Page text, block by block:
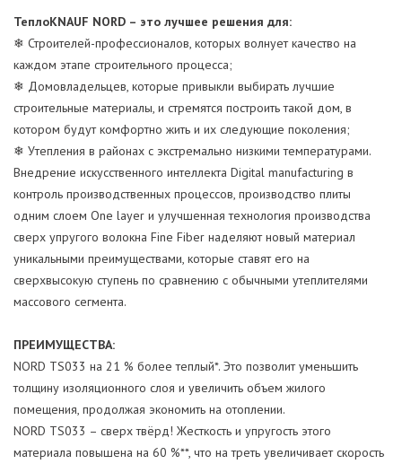
ТеплоKNAUF NORD – это лучшее решения для:
❄ Строителей-профессионалов, которых волнует качество на
каждом этапе строительного процесса;
❄ Домовладельцев, которые привыкли выбирать лучшие
строительные материалы, и стремятся построить такой дом, в
котором будут комфортно жить и их следующие поколения;
❄ Утепления в районах с экстремально низкими температурами.
Внедрение искусственного интеллекта Digital manufacturing в
контроль производственных процессов, производство плиты
одним слоем One layer и улучшенная технология производства
сверх упругого волокна Fine Fiber наделяют новый материал
уникальными преимуществами, которые ставят его на
сверхвысокую ступень по сравнению с обычными утеплителями
массового сегмента.
ПРЕИМУЩЕСТВА:
NORD TS033 на 21 % более теплый*. Это позволит уменьшить
толщину изоляционного слоя и увеличить объем жилого
помещения, продолжая экономить на отоплении.
NORD TS033 – сверх твёрд! Жесткость и упругость этого
материала повышена на 60 %**, что на треть увеличивает скорость